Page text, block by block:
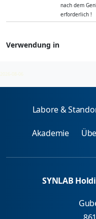
nach dem
erforderlich !
Verwendung in
2026-08-06
Labore &
Akademie
SYNLAB